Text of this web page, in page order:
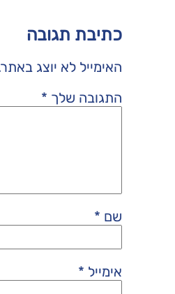
כתיבת תגובה
האימייל לא יוצג
התגובה שלך *
שם *
אימייל *